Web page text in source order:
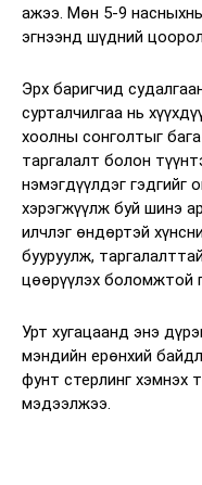
ажээ. Мөн 5-9
эгнээнд шүдний
Эрх баригчид
сурталчилгаа нь
хоолны сонголтыг
таргалалт болон
нэмэгдүүлдэг гэдгийг
хэрэгжүүлж буй шинэ
илчлэг өндөртэй
бууруулж,
цөөрүүлэх боломжтой
Урт хугацаанд энэ
мэндийн ерөнхий
фунт стерлинг хэмнэх
мэдээлжээ.